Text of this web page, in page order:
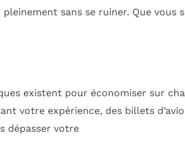
sans se ruiner. Que vous
existent pour économiser sur
votre expérience, des billets
dépasser votre